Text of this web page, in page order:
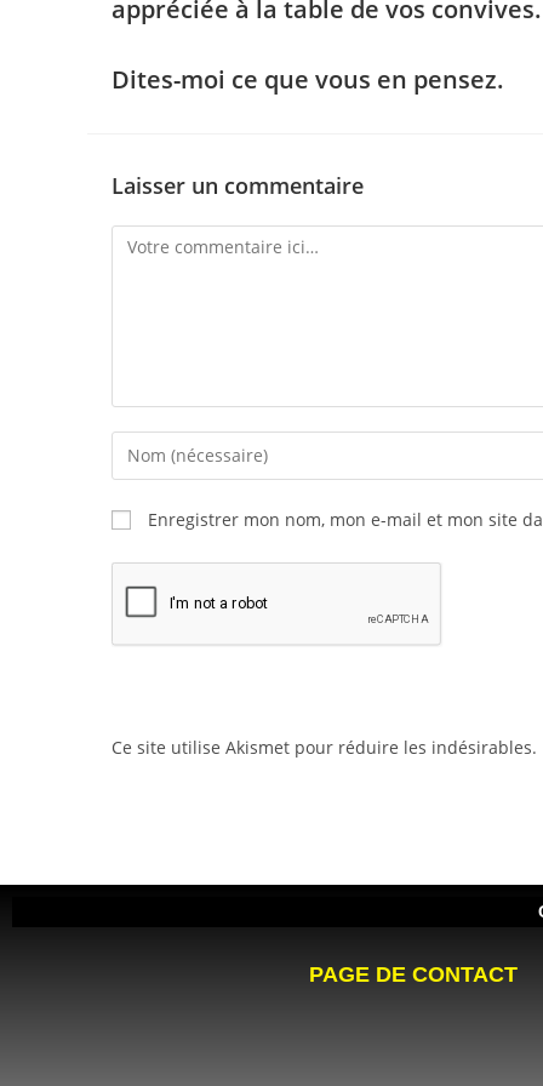
appréciée à la table de vos
Dites-moi ce que vous en pensez.
Laisser un commentaire
Enregistrer mon nom, mon e-mail et mon site
Ce site utilise Akismet pour réduire les indésirables.
PAGE DE CONTACT